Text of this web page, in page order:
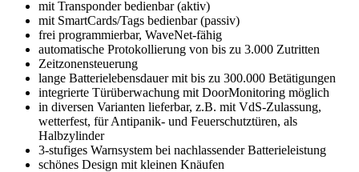
mit Transponder bedienbar (aktiv)
mit SmartCards/Tags bedienbar (passiv)
frei programmierbar, WaveNet-fähig
automatische Protokollierung von bis zu 3.000 Zutritten
Zeitzonensteuerung
lange Batterielebensdauer mit bis zu 300.000 Betätigungen
integrierte Türüberwachung mit DoorMonitoring möglich
in diversen Varianten lieferbar, z.B. mit VdS-Zulassung,
wetterfest, für Antipanik- und Feuerschutztüren, als
Halbzylinder
3-stufiges Warnsystem bei nachlassender Batterieleistung
schönes Design mit kleinen Knäufen